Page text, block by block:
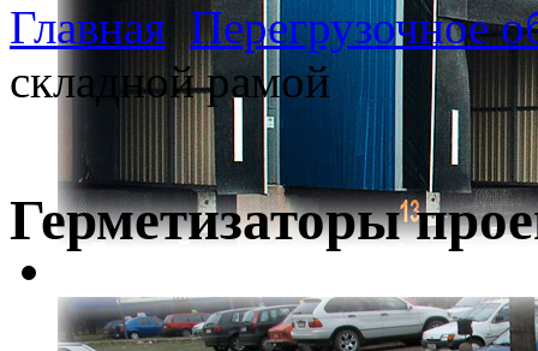
Главная Перегрузочное
складной рамой
Герметизаторы